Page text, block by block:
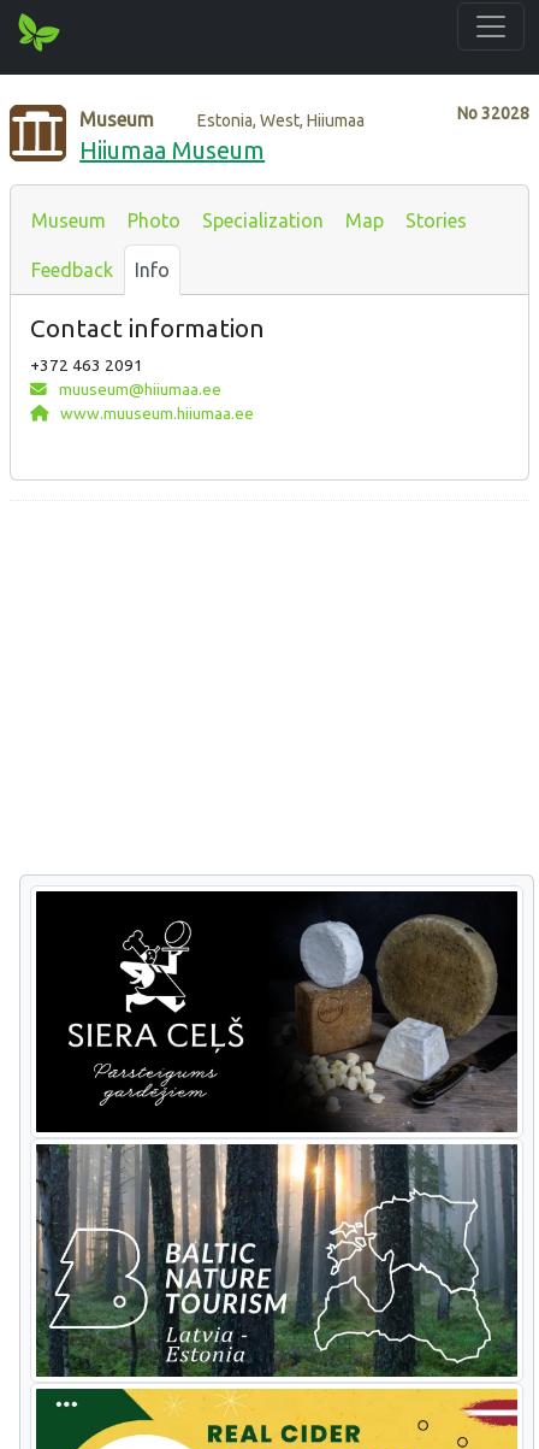
No32028
Museum Estonia, West, Hiiumaa
Hiiumaa Museum
Museum Photo Specialization Map Stories
Feedback Info
Contact information
+372 463 2091
muuseum@hiiumaa.ee
www.muuseum.hiiumaa.ee